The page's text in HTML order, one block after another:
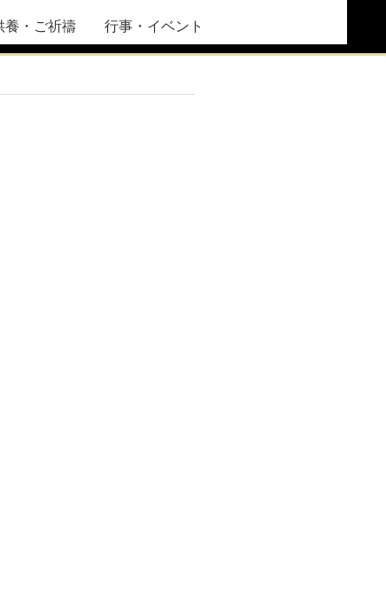
養・ご祈禱 行事・イベント